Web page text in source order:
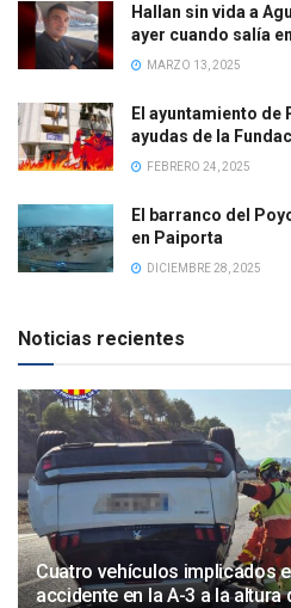
Hallan sin vida a
ayer cuando salía
MARZO 13, 2025
El ayuntamiento
ayudas de la
FEBRERO 24, 2025
El barranco del
en Paiporta
DICIEMBRE 28, 2025
Noticias recientes
Cuatro vehículos implicados
accidente en la A-3 a la altura